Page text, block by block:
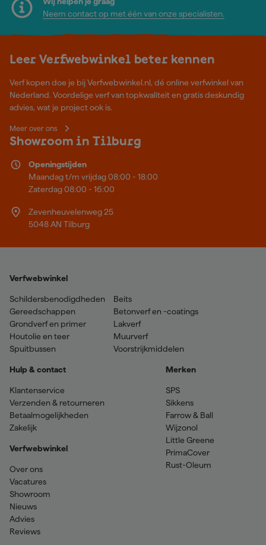
Neem contact op met één van onze specialisten.
Leer Verfwebwinkel beter kennen
Verf kopen doe je bij Verfwebwinkel.nl, dé online verfwinkel van
Nederland. Voordelige verf van topkwaliteit en gratis deskundig
advies, wat je project ook is.
Meer over ons
Showroom in Tilburg
Openingstijden
Maandag t/m vrijdag 08:00 - 18:00
Zaterdag 08:00 - 16:00
Zevenheuvelenweg 25
5048 AN Tilburg
Verfwebwinkel
Schildersbenodigdheden
Gereedschappen
Grondverf en primer
Houtolie en teer
Spuitbussen
Beits
Betonverf en -coatings
Lakverf
Muurverf
Voorstrijkmiddelen
Hulp & contact
Klantenservice
Verzenden & retourneren
Betaalmogelijkheden
Zakelijk
Verfwebwinkel
Over ons
Vacatures
Showroom
Nieuws
Advies
Reviews
Merken
SPS
Sikkens
Farrow & Ball
Wijzonol
Little Greene
PrimaCover
Rust-Oleum